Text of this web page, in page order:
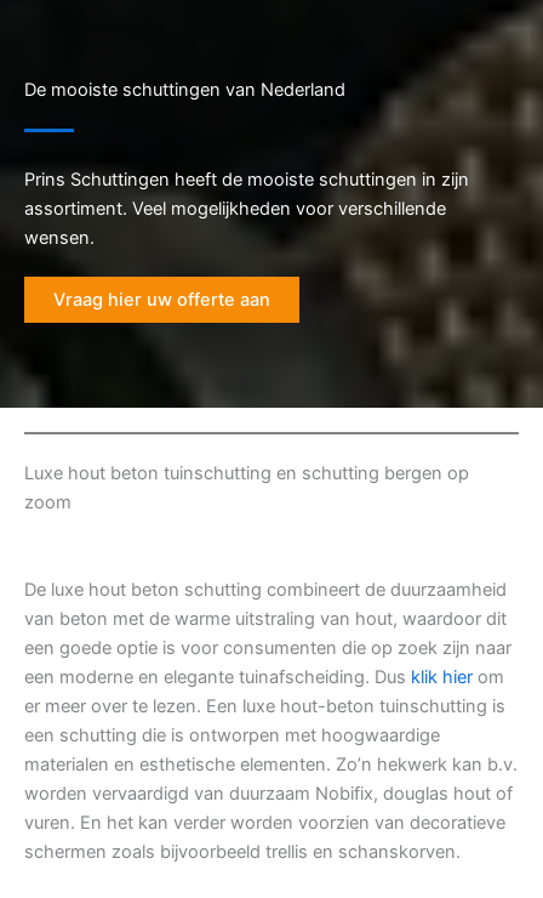
De mooiste schuttingen van Nederland
Prins Schuttingen heeft de mooiste schuttingen in zijn
assortiment. Veel mogelijkheden voor verschillende
wensen.
Vraag hier uw offerte aan
Luxe hout beton tuinschutting en schutting bergen op
zoom
De luxe hout beton schutting combineert de duurzaamheid
van beton met de warme uitstraling van hout, waardoor dit
een goede optie is voor consumenten die op zoek zijn naar
een moderne en elegante tuinafscheiding. Dus klik hier om
er meer over te lezen. Een luxe hout-beton tuinschutting is
een schutting die is ontworpen met hoogwaardige
materialen en esthetische elementen. Zo’n hekwerk kan b.v.
worden vervaardigd van duurzaam Nobifix, douglas hout of
vuren. En het kan verder worden voorzien van decoratieve
schermen zoals bijvoorbeeld trellis en schanskorven.